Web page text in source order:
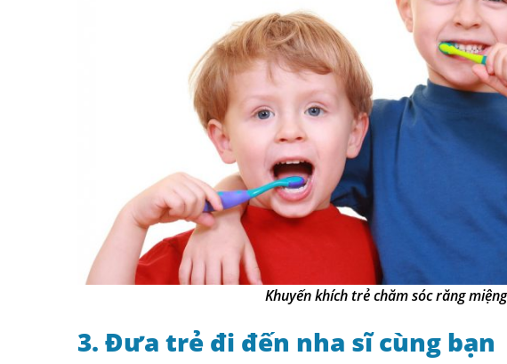
Khuyến khích trẻ chăm sóc răng
3. Đưa trẻ đi đến nha sĩ cùng bạn